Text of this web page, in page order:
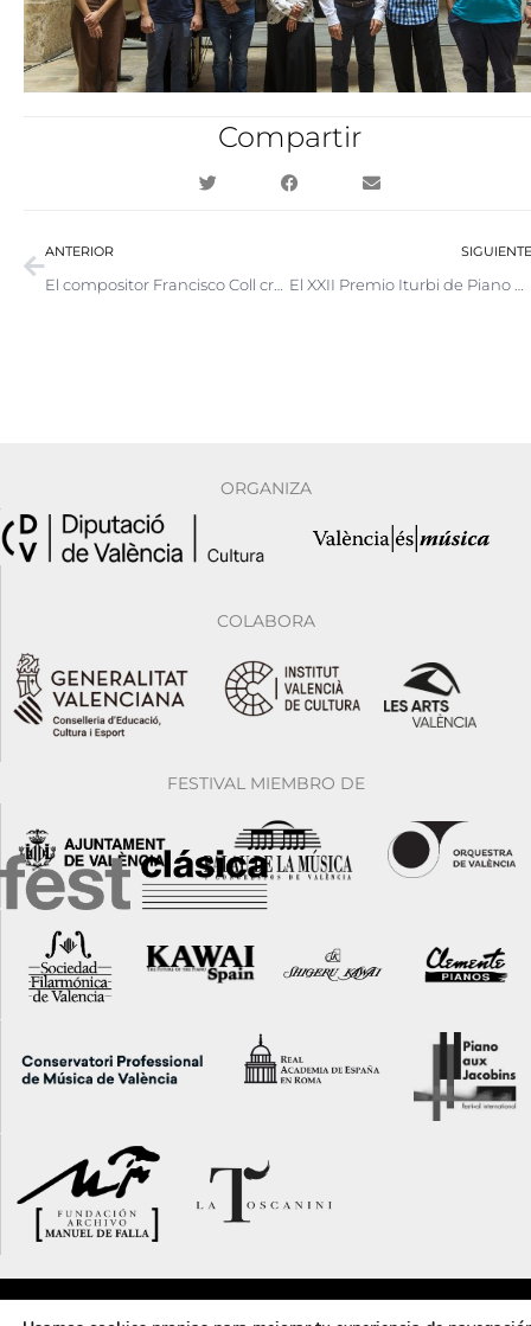
Compartir
Ant
ANTERIOR
El compositor Francisco Coll creará la obra obligada del XXII Concurso internacional de piano Iturbi
SIGUIENTE
El XXII Premio Iturbi de Piano abre la convocatoria 2023
ORGANIZA
COLABORA
FESTIVAL MIEMBRO DE